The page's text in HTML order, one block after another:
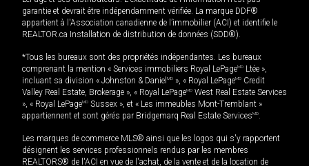
garantie et devrait être indépendamment vérifiée. La marque DDF®
appartient à l'Association canadienne de l’immobilier (ACI) et identifie le
REALTOR.ca Installation de distribution de données (SDD®).
*Tous les bureaux sont des propriétés indépendantes. Les bureaux
comprenant la mention « Services immobiliers Royal LePageMD Ltée »,
incluant sa division « Johnston & Daniel MD », « Royal LePageMD Credit
Valley Real Estate, Brokerage », « Royal LePageMD West Real Estate Services
», « Royal LePageMD Sussex », et « Les immeubles Mont-Tremblant »
appartiennent et sont gérés par Bridgemarq Real Estate ServicesMD.
Les marques de commerce MLS® ainsi que les logos qui s'y rapportent
désignent les services professionnels rendus par les membres
REALTORS® de l'ACI en vue de l'achat, de la vente et de la location de